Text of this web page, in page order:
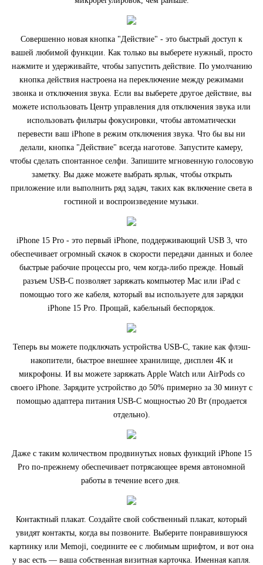
Совершенно новая кнопка "Действие" ‑ это быстрый доступ к
вашей любимой функции. Как только вы выберете нужный, просто
нажмите и удерживайте, чтобы запустить действие. По умолчанию
кнопка действия настроена на переключение между режимами
звонка и отключения звука. Если вы выберете другое действие, вы
можете использовать Центр управления для отключения звука или
использовать фильтры фокусировки, чтобы автоматически
перевести ваш iPhone в режим отключения звука. Что бы вы ни
делали, кнопка "Действие" всегда наготове. Запустите камеру,
чтобы сделать спонтанное селфи. Запишите мгновенную голосовую
заметку. Вы даже можете выбрать ярлык, чтобы открыть
приложение или выполнить ряд задач, таких как включение света в
гостиной и воспроизведение музыки.
iPhone 15 Pro - это первый iPhone, поддерживающий USB 3, что
обеспечивает огромный скачок в скорости передачи данных и более
быстрые рабочие процессы pro, чем когда-либо прежде. Новый
разъем USB‑C позволяет заряжать компьютер Mac или iPad с
помощью того же кабеля, который вы используете для зарядки
iPhone 15 Pro. Прощай, кабельный беспорядок.
Теперь вы можете подключать устройства USB‑C, такие как флэш-
накопители, быстрое внешнее хранилище, дисплеи 4K и
микрофоны. И вы можете заряжать Apple Watch или AirPods со
своего iPhone. Зарядите устройство до 50% примерно за 30 минут с
помощью адаптера питания USB‑C мощностью 20 Вт (продается
отдельно).
Даже с таким количеством продвинутых новых функций iPhone 15
Pro по‑прежнему обеспечивает потрясающее время автономной
работы в течение всего дня.
Контактный плакат. Создайте свой собственный плакат, который
увидят контакты, когда вы позвоните. Выберите понравившуюся
картинку или Memoji, соедините ее с любимым шрифтом, и вот она
у вас есть — ваша собственная визитная карточка. Именная капля.